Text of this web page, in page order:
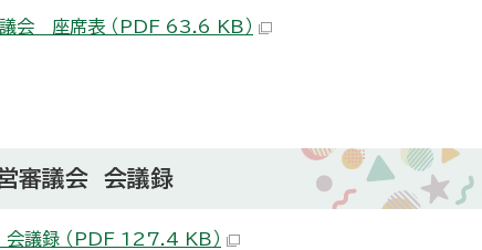
議会 座席表 （PDF 63.6 KB）
審議会 会議録
議録 （PDF 127.4 KB）